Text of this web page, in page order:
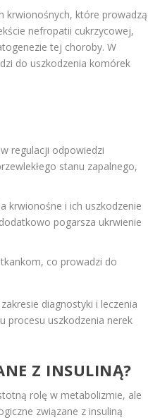
krwionośnych, które prowadzą
nefropatii cukrzycowej,
tej choroby. W
do uszkodzenia komórek
regulacji odpowiedzi
stanu zapalnego,
krwionośne i ich uszkodzenie
pogarsza ukrwienie
co prowadzi do
diagnostyki i leczenia
procesu uszkodzenia nerek
Z INSULINĄ?
rolę w metabolizmie, ale
związane z insuliną